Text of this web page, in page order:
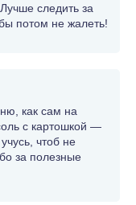
следить за
потом не жалеть!
как сам на
с картошкой —
чтоб не
за полезные